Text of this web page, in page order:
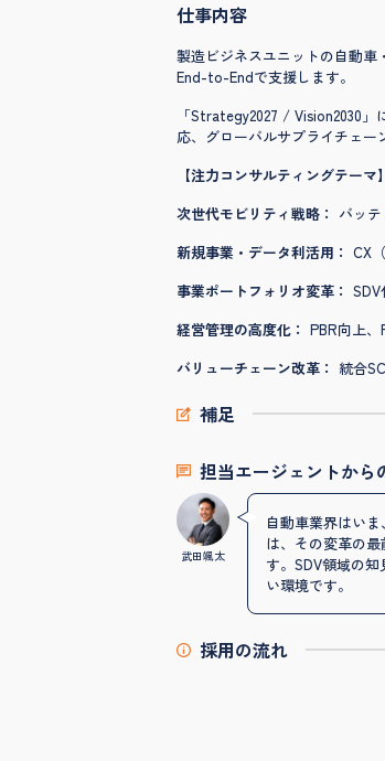
仕事内容
製造ビジネスユニットの自動車
End-to-Endで支援します。
「Strategy2027 / Vision2030
応、グローバルサプライチェー
【注力コンサルティングテーマ】
次世代モビリティ戦略： バッ
新規事業・データ利活用： CX
事業ポートフォリオ変革：
経営管理の高度化： PBR向上
バリューチェーン改革： 統合
補足
担当エージェントから
武田颯太
自動車業界はい
は、その変革の
す。SDV領域の
い環境です。
採用の流れ